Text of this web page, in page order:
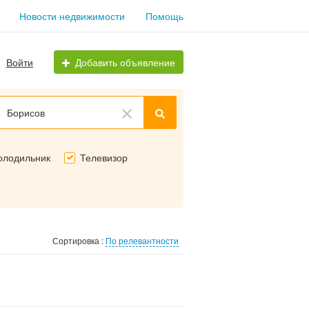
Новости недвижимости Помощь
Войти Добавить объявление
Борисов
Телевизор
Сортировка : По релевантности